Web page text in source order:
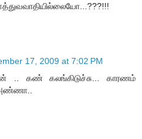
17, 2009 at 7:02 PM
.. கண் கலங்கிடுச்சு... காரணம்
அண்ணா..